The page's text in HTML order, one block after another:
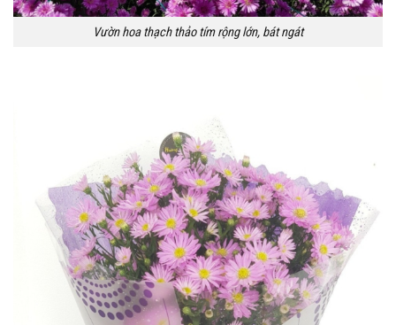
Vườn hoa thạch thảo tím rộng lớn, bát ngát